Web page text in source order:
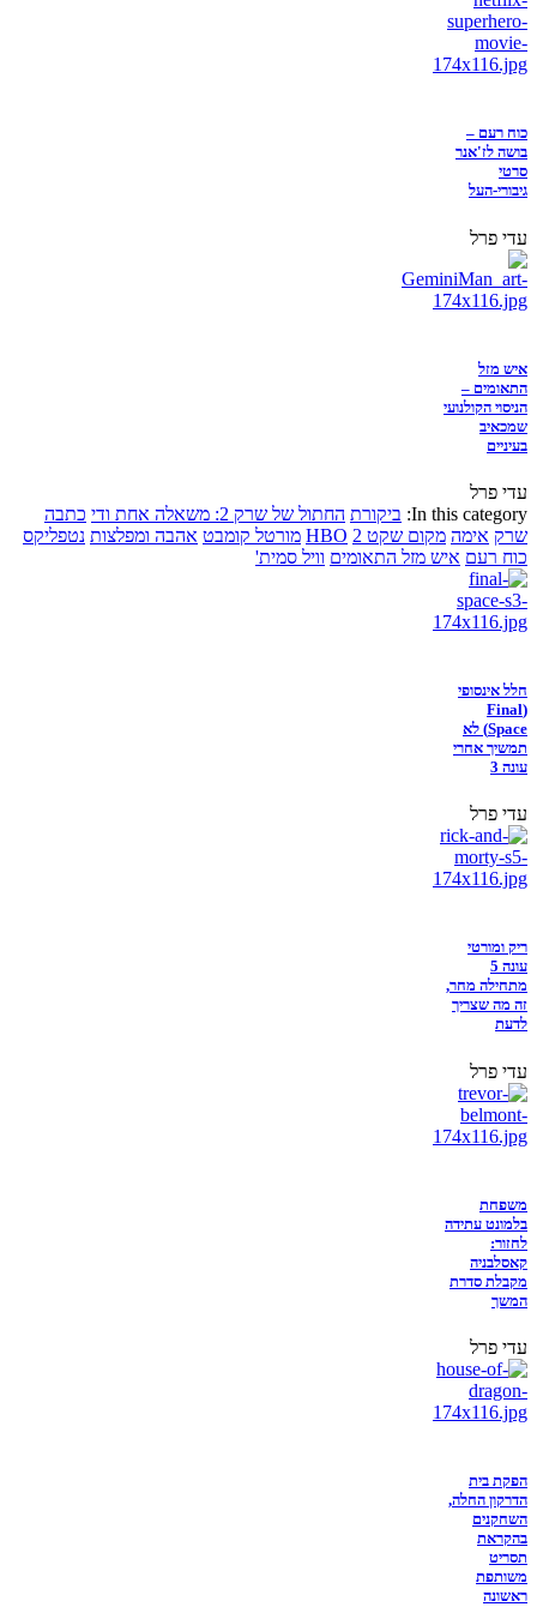
כוח רעם –
בושה לז'אנר
סרטי
גיבורי-העל
עדי פרל
איש מזל
התאומים –
הניסוי הקולנועי
שמכאיב
בעיניים
עדי פרל
In this category: ביקורת החתול של שרק 2: משאלה אחת ודי
כתבה
שרק אימה מקום שקט 2 HBO מורטל קומבט אהבה ומפלצות נטפליקס
כוח רעם איש מזל התאומים וויל סמית'
חלל אינסופי
(Final
Space) לא
תמשיך אחרי
עונה 3
עדי פרל
ריק ומורטי
עונה 5
מתחילה מחר,
זה מה שצריך
לדעת
עדי פרל
משפחת
בלמונט עתידה
לחזור:
קאסלבניה
מקבלת סדרת
המשך
עדי פרל
הפקת בית
הדרקון החלה,
השחקנים
בהקראת
תסריט
משותפת
ראשונה